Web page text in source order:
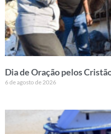
Dia de Oração pelos
6 de agosto de 2026